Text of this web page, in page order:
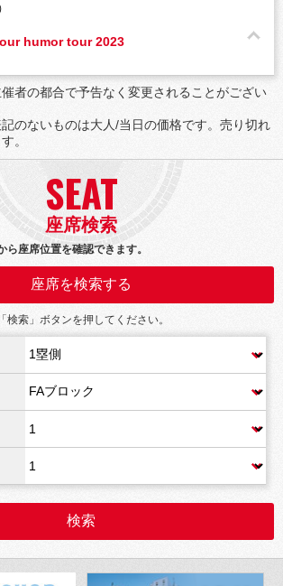
humor tour 2023
催者の都合で予告なく変更されることがござい
のないものは大人/当日の価格です。売り切れ
。
SEAT
座席検索
ら座席位置を確認できます。
座席を検索する
検索」ボタンを押してください。